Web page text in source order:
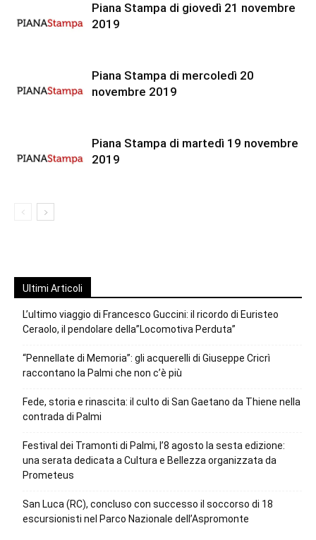
Piana Stampa di giovedì 21 novembre
2019
Piana Stampa di mercoledì 20
novembre 2019
Piana Stampa di martedì 19 novembre
2019
Ultimi Articoli
L’ultimo viaggio di Francesco Guccini: il ricordo di Euristeo
Ceraolo, il pendolare della”Locomotiva Perduta”
“Pennellate di Memoria”: gli acquerelli di Giuseppe Cricrì
raccontano la Palmi che non c’è più
Fede, storia e rinascita: il culto di San Gaetano da Thiene nella
contrada di Palmi
Festival dei Tramonti di Palmi, l’8 agosto la sesta edizione:
una serata dedicata a Cultura e Bellezza organizzata da
Prometeus
San Luca (RC), concluso con successo il soccorso di 18
escursionisti nel Parco Nazionale dell’Aspromonte